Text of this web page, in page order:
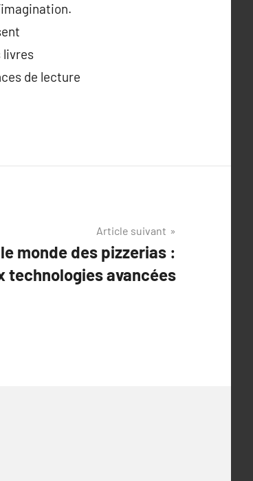
livres
de lecture
Article suivant
monde des pizzerias :
technologies avancées